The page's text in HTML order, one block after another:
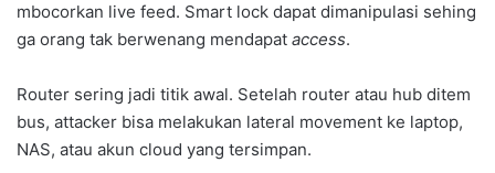
mbocorkan live feed. Smart lock dapat dimanipulasi sehing
ga orang tak berwenang mendapat access.
Router sering jadi titik awal. Setelah router atau hub ditem
bus, attacker bisa melakukan lateral movement ke laptop,
NAS, atau akun cloud yang tersimpan.